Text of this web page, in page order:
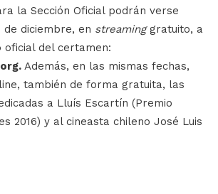
la Sección Oficial podrán verse
de diciembre, en streaminggratuito, a
del certamen:
.Además, en las mismas fechas,
también de forma gratuita, las
a Lluís Escartín (Premio
2016) y al cineasta chileno José Luis